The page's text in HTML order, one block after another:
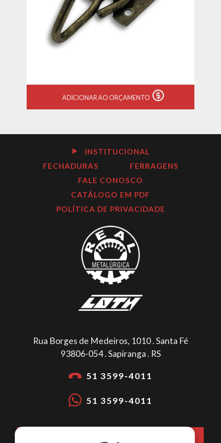
ADICIONAR AO ORÇAMENTO
INSTITUCIONAL
FECHADURAS
FERRAGENS
FALE CONOSCO
CATÁLOGO EM PDF
POLÍTICA DE PRIVACIDADE
Rua Borges de Medeiros, 1010 . Santa Fé
93806-054 . Sapiranga . RS
51 3599-4011
51 3599-4011